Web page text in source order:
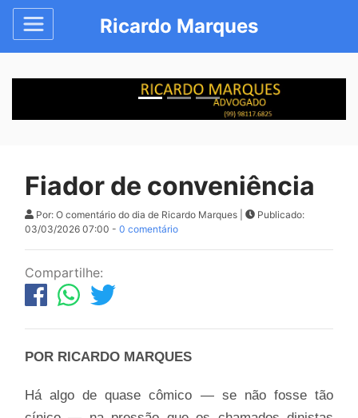
Ricardo Marques
Fiador de conveniência
Por: O comentário do dia de Ricardo Marques |
Publicado:
03/03/2026 07:00 - 0 comentário
Compartilhe:
POR RICARDO MARQUES
Há algo de quase cômico — se não fosse tão